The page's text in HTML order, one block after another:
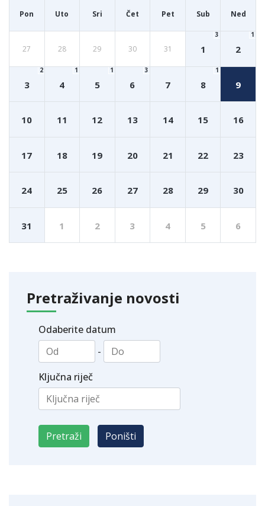
Pon Uto Sri Čet Pet Sub Ned
27 28 29 30 31 1
3
2
1
3
2
4
1
5
1
6
3
7 8
1
9
10 11 12 13 14 15 16
17 18 19 20 21 22 23
24 25 26 27 28 29 30
31 1 2 3 4 5 6
Pretraživanje novosti
Odaberite datum
-
Ključna riječ